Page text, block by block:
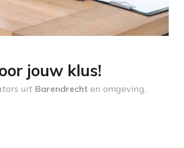
jouw klus!
uit Barendrecht en omgeving.